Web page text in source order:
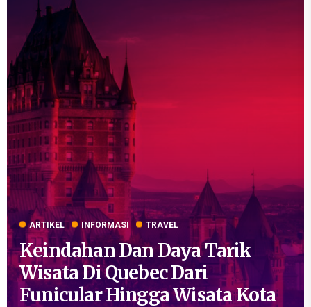
ARTIKEL INFORMASI TRAVEL
Keindahan Dan Daya Tarik
Wisata Di Quebec Dari
Funicular Hingga Wisata Kota